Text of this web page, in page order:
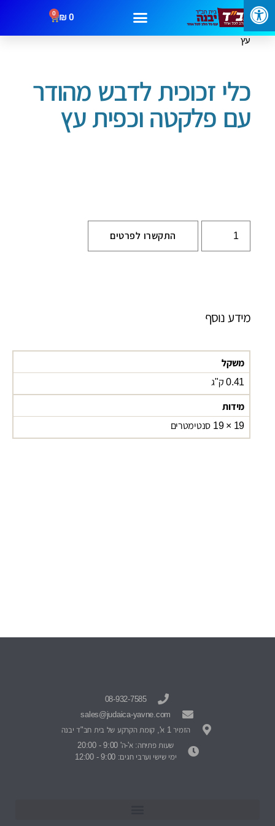
0
₪
0
עמוד הבית/ראש השנה
/ כלי זכוכית לדבש מהודר עם פלקטה וכפית
עץ
כלי זכוכית לדבש מהודר
עם פלקטה וכפית עץ
התקשרו לפרטים
מידע נוסף
משקל
0.41 ק"ג
מידות
19 × 19 סנטימטרים
08-932-7585
sales@judaica-yavne.com
הזמיר 1 א', קומת הקרקע של בית חב"ד יבנה
שעות פתיחה: א'-ה' 9:00 - 20:00
ימי שישי וערבי חגים: 9:00 - 12:00